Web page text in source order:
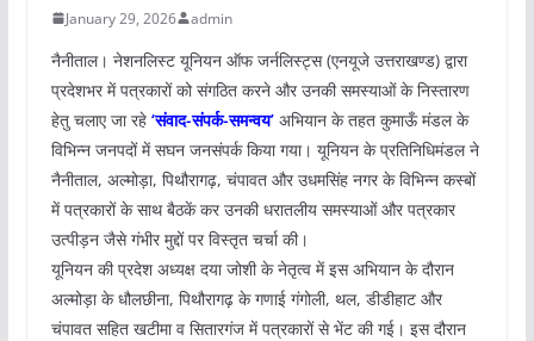
January 29, 2026 admin
नैनीताल। नेशनलिस्ट यूनियन ऑफ जर्नलिस्ट्स (एनयूजे उत्तराखण्ड) द्वारा
प्रदेशभर में पत्रकारों को संगठित करने और उनकी समस्याओं के निस्तारण
हेतु चलाए जा रहे ‘संवाद-संपर्क-समन्वय’अभियान के तहत कुमाऊँ मंडल के
विभिन्न जनपदों में सघन जनसंपर्क किया गया। यूनियन के प्रतिनिधिमंडल ने
नैनीताल, अल्मोड़ा, पिथौरागढ़, चंपावत और उधमसिंह नगर के विभिन्न कस्बों
में पत्रकारों के साथ बैठकें कर उनकी धरातलीय समस्याओं और पत्रकार
उत्पीड़न जैसे गंभीर मुद्दों पर विस्तृत चर्चा की।
यूनियन की प्रदेश अध्यक्ष दया जोशी के नेतृत्व में इस अभियान के दौरान
अल्मोड़ा के धौलछीना, पिथौरागढ़ के गणाई गंगोली, थल, डीडीहाट और
चंपावत सहित खटीमा व सितारगंज में पत्रकारों से भेंट की गई। इस दौरान